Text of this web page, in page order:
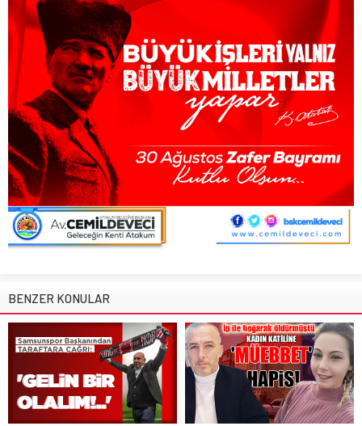
BENZER KONULAR